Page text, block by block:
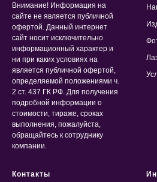
Внимание! Информация на
сайте не является публичной
офертой. Данный интернет
сайт носит исключительно
информационный характер и
ни при каких условиях на
является публичной офертой,
определяемой положениями ч.
2 ст. 437 ГК РФ. Для получения
подробной информации о
стоимости, тираже, сроках
выполнения, пожалуйста,
обращайтесь к сотруднику
компании.
Контакты